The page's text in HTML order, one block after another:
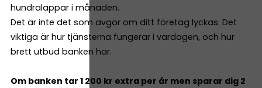
hundralappar i månaden.
Det är inte det som avgör om ditt företag lyckas. Det
viktiga är hur tjänsterna fungerar i vardagen, och hur
brett utbud banken har.
Om banken tar 1 200 kr extra per år men sparar dig 2